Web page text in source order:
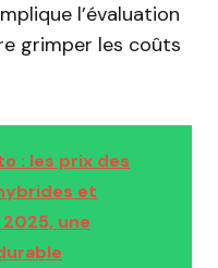
l’évaluation
grimper les coûts
: les prix des
et
une